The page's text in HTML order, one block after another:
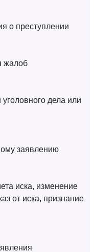
о преступлении
жалоб
дела или
заявлению
иска, изменение
от иска, признание